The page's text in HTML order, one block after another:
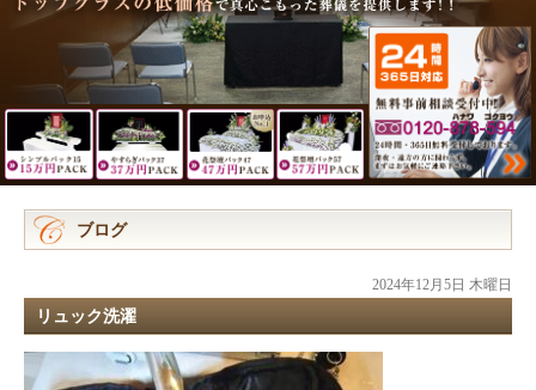
ブログ
2024年12月5日 木曜日
リュック洗濯